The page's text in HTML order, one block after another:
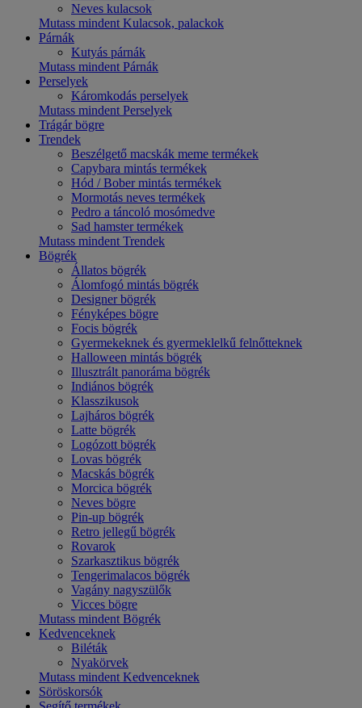
Neves kulacsok
Mutass mindent Kulacsok, palackok
Párnák
Kutyás párnák
Mutass mindent Párnák
Perselyek
Káromkodás perselyek
Mutass mindent Perselyek
Trágár bögre
Trendek
Beszélgető macskák meme termékek
Capybara mintás termékek
Hód / Bober mintás termékek
Mormotás neves termékek
Pedro a táncoló mosómedve
Sad hamster termékek
Mutass mindent Trendek
Bögrék
Állatos bögrék
Álomfogó mintás bögrék
Designer bögrék
Fényképes bögre
Focis bögrék
Gyermekeknek és gyermeklelkű felnőtteknek
Halloween mintás bögrék
Illusztrált panoráma bögrék
Indiános bögrék
Klasszikusok
Lajháros bögrék
Latte bögrék
Logózott bögrék
Lovas bögrék
Macskás bögrék
Morcica bögrék
Neves bögre
Pin-up bögrék
Retro jellegű bögrék
Rovarok
Szarkasztikus bögrék
Tengerimalacos bögrék
Vagány nagyszülők
Vicces bögre
Mutass mindent Bögrék
Kedvenceknek
Biléták
Nyakörvek
Mutass mindent Kedvenceknek
Söröskorsók